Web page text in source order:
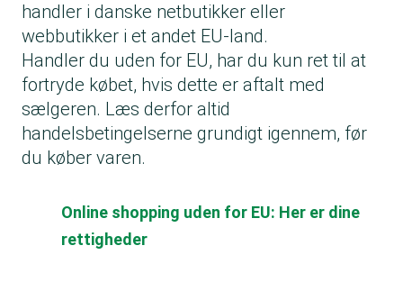
handler i danske netbutikker eller
webbutikker i et andet EU-land.
Handler du uden for EU, har du kun ret til at
fortryde købet, hvis dette er aftalt med
sælgeren. Læs derfor altid
handelsbetingelserne grundigt igennem, før
du køber varen.
Online shopping uden for EU: Her er dine
rettigheder